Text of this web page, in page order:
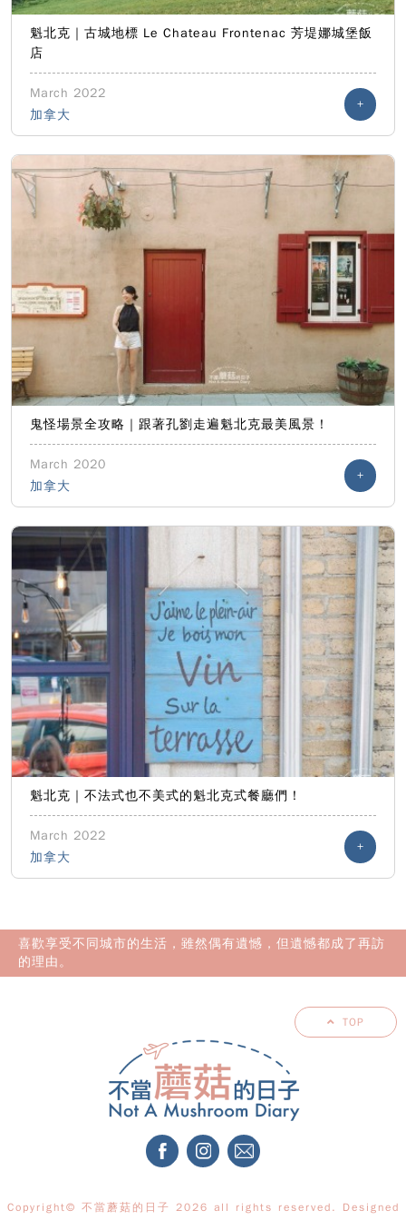
魁北克｜古城地標 Le Chateau Frontenac 芳堤娜城堡飯
店
March 2022
加拿大
+
鬼怪場景全攻略｜跟著孔劉走遍魁北克最美風景！
March 2020
加拿大
+
魁北克｜不法式也不美式的魁北克式餐廳們！
March 2022
加拿大
+
喜歡享受不同城市的生活，雖然偶有遺憾，但遺憾都成了再訪
的理由。
TOP
Copyright© 不當蘑菇的日子 2026 all rights reserved. Designed